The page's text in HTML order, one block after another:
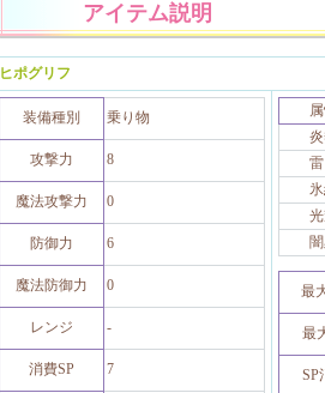
アイテム説明
ヒポグリフ
装備種別 乗り物
攻撃力 8
魔法攻撃力 0
防御力 6
魔法防御力 0
レンジ -
消費SP 7
最
最
SP